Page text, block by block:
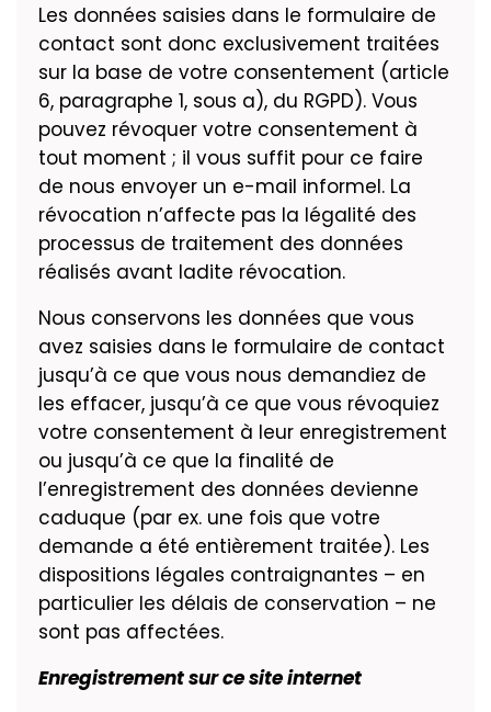
Les données saisies dans le formulaire de
contact sont donc exclusivement traitées
sur la base de votre consentement (article
6, paragraphe 1, sous a), du RGPD). Vous
pouvez révoquer votre consentement à
tout moment ; il vous suffit pour ce faire
de nous envoyer un e-mail informel. La
révocation n’affecte pas la légalité des
processus de traitement des données
réalisés avant ladite révocation.
Nous conservons les données que vous
avez saisies dans le formulaire de contact
jusqu’à ce que vous nous demandiez de
les effacer, jusqu’à ce que vous révoquiez
votre consentement à leur enregistrement
ou jusqu’à ce que la finalité de
l’enregistrement des données devienne
caduque (par ex. une fois que votre
demande a été entièrement traitée). Les
dispositions légales contraignantes – en
particulier les délais de conservation – ne
sont pas affectées.
Enregistrement sur ce site internet